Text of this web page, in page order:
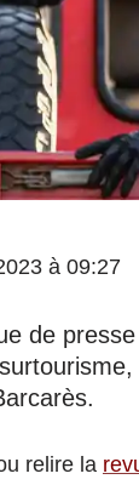
à 09:27
de
relire la